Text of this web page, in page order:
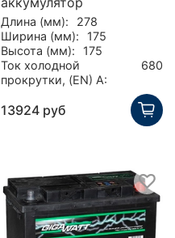
Длина (мм):
278
Ширина (мм):
175
Высота (мм):
175
Ток холодной
прокрутки, (EN) А:
680
13924 руб